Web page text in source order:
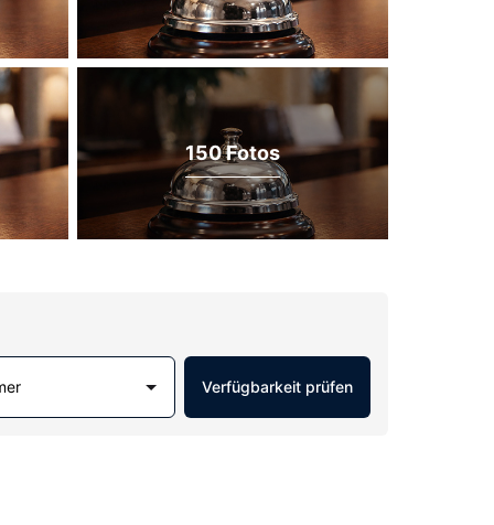
150 Fotos
Verfügbarkeit prüfen